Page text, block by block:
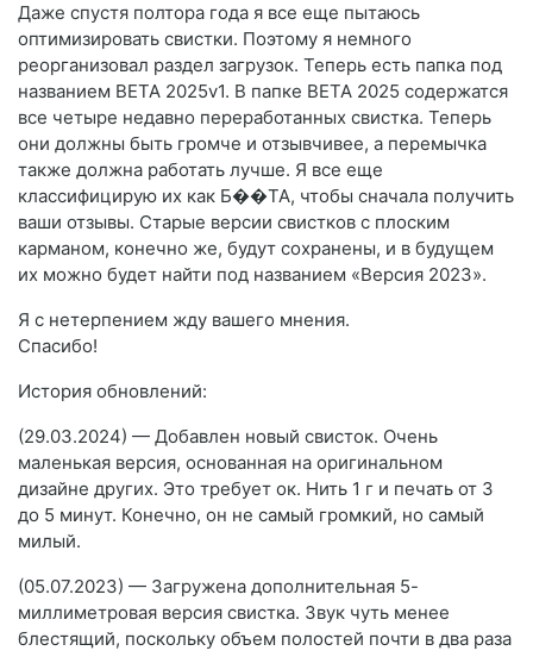
Даже спустя полтора года я все еще пытаюсь
оптимизировать свистки. Поэтому я немного
реорганизовал раздел загрузок. Теперь есть папка под
названием BETA 2025v1. В папке BETA 2025 содержатся
все четыре недавно переработанных свистка. Теперь
они должны быть громче и отзывчивее, а перемычка
также должна работать лучше. Я все еще
классифицирую их как Б��ТА, чтобы сначала получить
ваши отзывы. Старые версии свистков с плоским
карманом, конечно же, будут сохранены, и в будущем
их можно будет найти под названием «Версия 2023».
Я с нетерпением жду вашего мнения.
Спасибо!
История обновлений:
(29.03.2024) — Добавлен новый свисток. Очень
маленькая версия, основанная на оригинальном
дизайне других. Это требует ок. Нить 1 г и печать от 3
до 5 минут. Конечно, он не самый громкий, но самый
милый.
(05.07.2023) — Загружена дополнительная 5-
миллиметровая версия свистка. Звук чуть менее
блестящий, поскольку объем полостей почти в два раза